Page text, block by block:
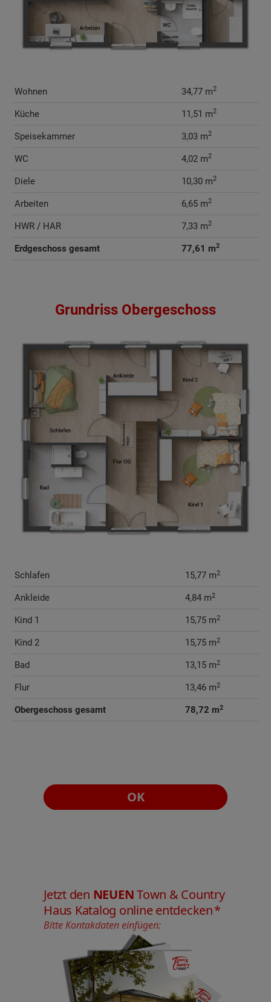
Wohnen 34,77 m2
Küche 11,51 m2
Speisekammer 3,03 m2
WC 4,02 m2
Diele 10,30 m2
Arbeiten 6,65 m2
HWR / HAR 7,33 m2
Erdgeschoss gesamt 77,61 m2
Grundriss Obergeschoss
Schlafen 15,77 m2
Ankleide 4,84 m2
Kind 1 15,75 m2
Kind 2 15,75 m2
Bad 13,15 m2
Flur 13,46 m2
Obergeschoss gesamt 78,72 m2